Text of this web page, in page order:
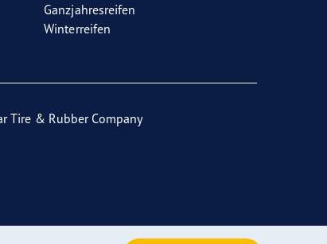
Ganzjahresreifen
Winterreifen
Tire & Rubber Company